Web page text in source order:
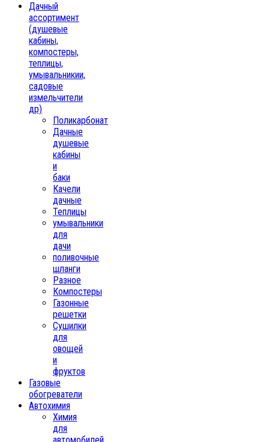
Дачный
ассортимент
(душевые
кабины,
компостеры,
теплицы,
умывальникии,
садовые
измельчители
др)
Поликарбонат
Дачные
душевые
кабины
и
баки
Качели
дачные
Теплицы
умывальники
для
дачи
поливочные
шланги
Разное
Компостеры
Газонные
решетки
Сушилки
для
овощей
и
фруктов
Газовые
обогреватели
Автохимия
Химия
для